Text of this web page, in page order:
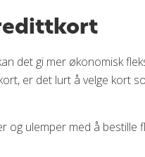
det gi mer økonomisk
er det lurt å velge kort
og ulemper med å bestille